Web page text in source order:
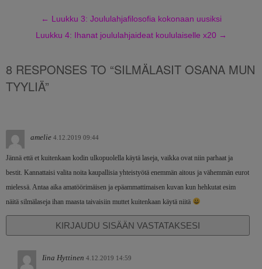
← Luukku 3: Joululahjafilosofia kokonaan uusiksi
Luukku 4: Ihanat joululahjaideat koululaiselle x20 →
8 RESPONSES TO “SILMÄLASIT OSANA MUN
TYYLIÄ”
amelie 4.12.2019 09:44
Jännä että et kuitenkaan kodin ulkopuolella käytä laseja, vaikka ovat niin parhaat ja
bestit. Kannattaisi valita noita kaupallisia yhteistyötä enemmän aitous ja vähemmän eurot
mielessä. Antaa aika amatöörimäisen ja epäammattimaisen kuvan kun hehkutat esim
näitä silmälaseja ihan maasta taivaisiin muttet kuitenkaan käytä niitä
KIRJAUDU SISÄÄN VASTATAKSESI
Iina Hyttinen 4.12.2019 14:59